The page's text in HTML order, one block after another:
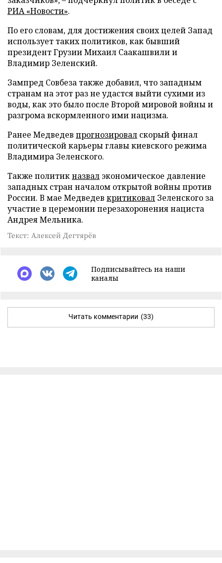
РИА «Новости».
По его словам, для достижения своих целей Запад
использует таких политиков, как бывший
президент Грузии Михаил Саакашвили и
Владимир Зеленский.
Зампред Совбеза также добавил, что западным
странам на этот раз не удастся выйти сухими из
воды, как это было после Второй мировой войны и
разгрома вскормленного ими нацизма.
Ранее Медведев прогнозировал скорый финал
политической карьеры главы киевского режима
Владимира Зеленского.
Также политикназвал экономическое давление
западных стран началом открытой войны против
России. В мае Медведев критиковал Зеленского за
участие в церемонии перезахоронения нациста
Андрея Мельника.
Текст: Алексей Дегтярёв
Подписывайтесь на наши
каналы
Читать комментарии (33)